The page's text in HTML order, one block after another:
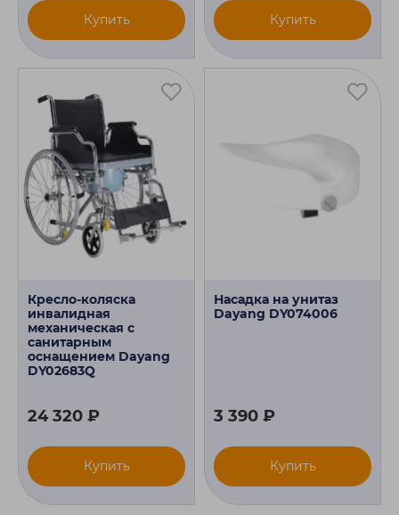
Купить Купить
Кресло-коляска
инвалидная
механическая с
санитарным
оснащением Dayang
DY02683Q
24 320 ₽
Купить
Насадка на унитаз
Dayang DY074006
3 390 ₽
Купить